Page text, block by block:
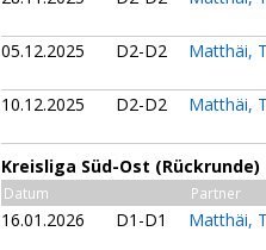
05.12.2025 D2-D2 Matthäi,
10.12.2025 D2-D2 Matthäi,
Kreisliga Süd-Ost (Rückrunde)
Datum Partner
16.01.2026 D1-D1 Matthäi,